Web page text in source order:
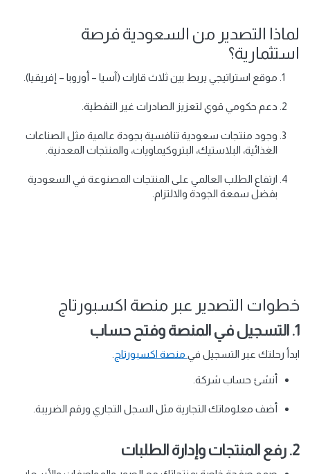
لماذا التصدير من السعودية فرصة
استثمارية؟
موقع استراتيجي يربط بين ثلاث قارات (آسيا – أوروبا – إفريقيا).
دعم حكومي قوي لتعزيز الصادرات غير النفطية.
وجود منتجات سعودية تنافسية بجودة عالمية مثل الصناعات
الغذائية، البلاستيك، البتروكيماويات، والمنتجات المعدنية.
ارتفاع الطلب العالمي على المنتجات المصنوعة في السعودية
بفضل سمعة الجودة والالتزام.
خطوات التصدير عبر منصة اكسبورتاج
1. التسجيل في المنصة وفتح حساب
ابدأ رحلتك عبر التسجيل في منصة اكسبورتاج
أنشئ حساب شركة.
أضف معلوماتك التجارية مثل السجل التجاري ورقم الضريبة.
2. رفع المنتجات وإدارة الطلبات